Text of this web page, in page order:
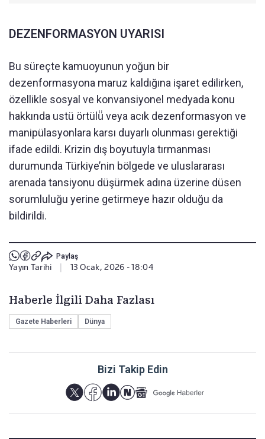
DEZENFORMASYON UYARISI
Bu süreçte kamuoyunun yoğun bir
dezenformasyona maruz kaldığına işaret edilirken,
özellikle sosyal ve konvansiyonel medyada konu
hakkında ustü örtülü̈ veya acık dezenformasyon ve
manipülasyonlara karsı duyarlı olunması gerektiği
ifade edildi. Krizin dış boyutuyla tırmanması
durumunda Türkiye’nin bölgede ve uluslararası
arenada tansiyonu düşürmek adına üzerine düsen
sorumluluğu yerine getirmeye hazır olduğu da
bildirildi.
Paylaş
Yayın Tarihi | 13 Ocak, 2026 - 18:04
Haberle İlgili Daha Fazlası
Gazete Haberleri Dünya
Bizi Takip Edin